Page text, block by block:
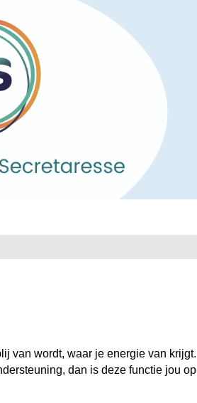
van wordt, waar je energie van krijgt.
dan is deze functie jou op